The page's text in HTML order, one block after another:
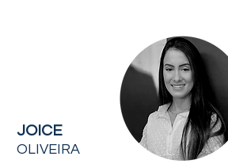
JOICE
OLIVEIRA